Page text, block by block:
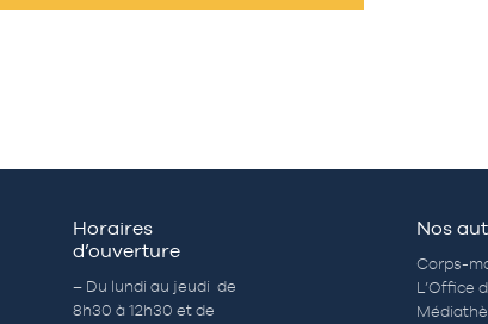
Horaires
d’ouverture
– Du lundi au jeudi de
8h30 à 12h30 et de
Nos
Corps-
L’Office